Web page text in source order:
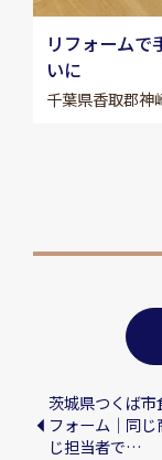
リフォームで
いに
千葉県香取郡神
茨城県つくば市
フォーム｜同
じ担当者で…